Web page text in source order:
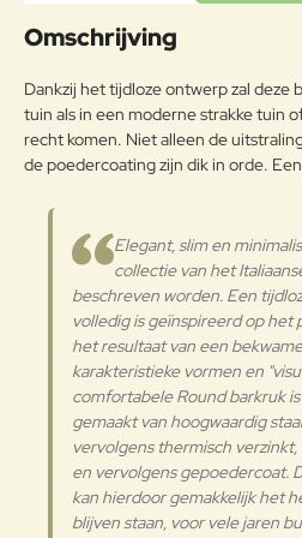
emu-
Gepoedercoat staal
we aan
reiniging
door
Het
en met
Uw naam:
g:
Waardering:
Waarderin
Slecht
Verder
Omschrijving
Dankzij het tijdloze ontwerp zal deze
tuin als in een moderne strakke tuin
recht komen. Niet alleen de
de poedercoating zijn dik in orde.
Elegant, slim en
collectie van het
beschreven worden. Een
volledig is geïnspireerd op het
het resultaat van een
karakteristieke vormen en
comfortabele Round barkruk
gemaakt van hoogwaardig
vervolgens thermisch
en vervolgens gepoedercoat.
kan hierdoor gemakkelijk het
blijven staan, voor vele jaren